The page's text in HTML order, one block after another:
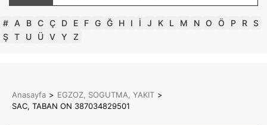
# A B C Ç D E F G Ğ H I İ J K L M N O Ö P R S
Ş T U Ü V Y Z
Anasayfa > EGZOZ, SOGUTMA, YAKIT >
SAC, TABAN ON 387034829501